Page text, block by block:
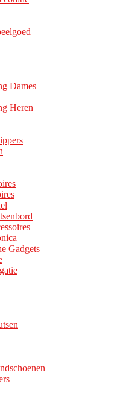
Dames
Heren
Gadgets